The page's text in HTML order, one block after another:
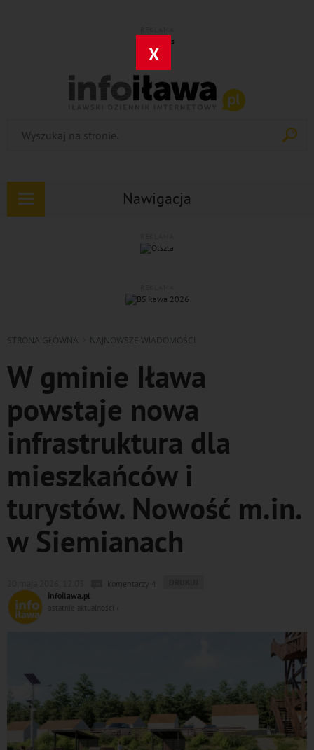
X
Nawigacja
Rozwiń
STRONA GŁÓWNA NAJNOWSZE WIADOMOŚCI
W gminie Iława
powstaje nowa
infrastruktura dla
mieszkańców i
turystów. Nowość m.in.
w Siemianach
infoilawa.pl
ostatnie aktualności ‹